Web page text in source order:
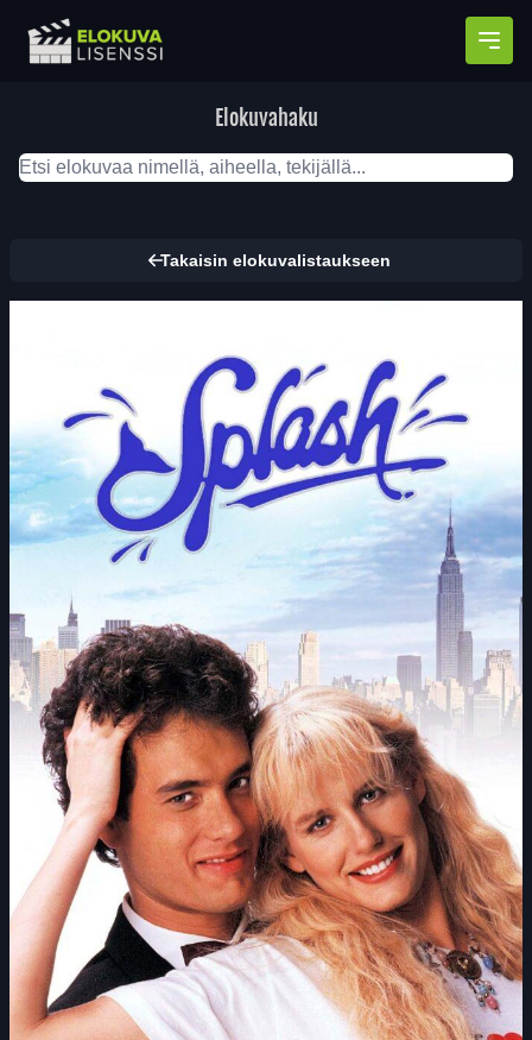
Elokuvahaku
Takaisin elokuvalistaukseen